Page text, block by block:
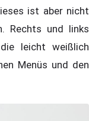
ist aber nicht
Rechts und links
leicht weißlich
Menüs und den